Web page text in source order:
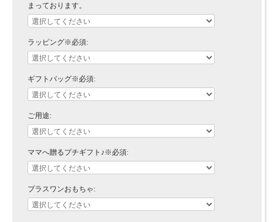
まっております。
ラッピング※必須:
ギフトバッグ※必須:
ご用途:
ママへ贈るプチギフト♪※必須:
プラスワンおもちゃ: